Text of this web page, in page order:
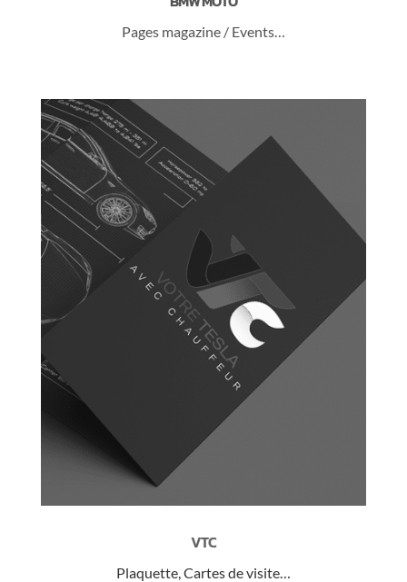
Pages magazine / Events…
VTC
Plaquette, Cartes de visite…